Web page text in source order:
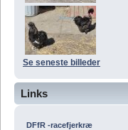
Se seneste billeder
Links
DFfR -racefjerkræ